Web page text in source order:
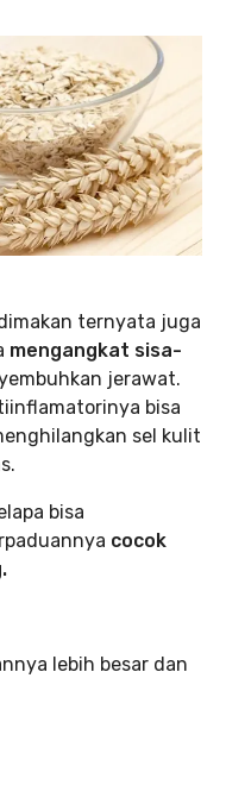
ternyata juga
mengangkat sisa-
jerawat.
bisa
sel kulit
bisa
cocok
lebih besar dan